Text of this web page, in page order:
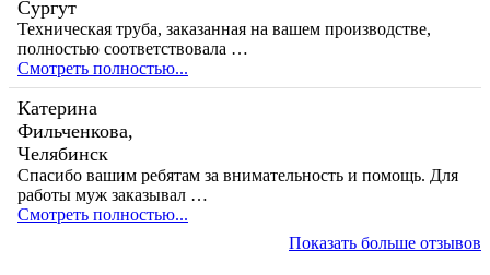
Сургут
Техническая труба, заказанная на вашем производстве,
полностью соответствовала …
Смотреть полностью...
Катерина
Фильченкова,
Челябинск
Спасибо вашим ребятам за внимательность и помощь. Для
работы муж заказывал …
Смотреть полностью...
Показать больше отзывов